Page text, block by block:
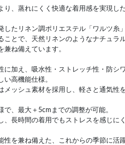
り、蒸れにくく快適な着用感を実現し
したリネン調ポリエステル「ワルツ糸
ことで、天然リネンのようなナチュラ
兼ね備えています。
に加え、吸水性・ストレッチ性・防シ
い高機能仕様。
メッシュ素材を採用し、軽さと通気性
で、最大＋5cmまでの調整が可能。
、長時間の着用でもストレスを感じに
性を兼ね備えた、これからの季節に活